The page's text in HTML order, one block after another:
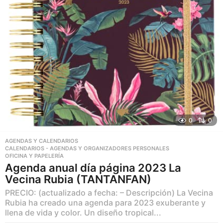
0 0
AGENDAS Y CALENDARIOS
CALENDARIOS - AGENDAS Y ORGANIZADORES PERSONALES
OFICINA Y PAPELERÍA
Agenda anual día página 2023 La
Vecina Rubia (TANTANFAN)
PRECIO: (actualizado a fecha: – Descripción) La Vecina
Rubia ha creado una agenda para 2023 exuberante y
llena de vida y color. Un diseño tropical...